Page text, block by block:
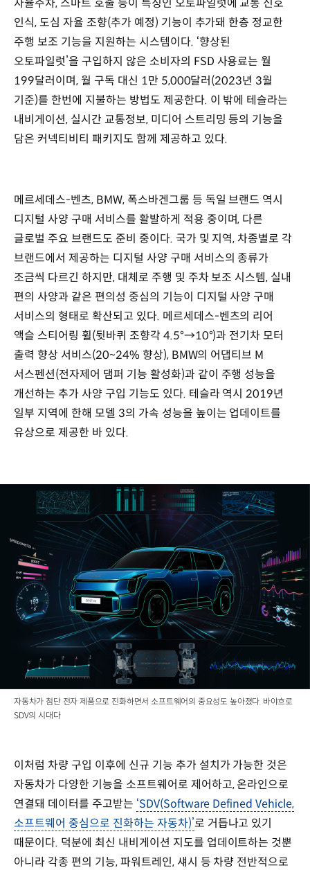
인식, 도심 자율 조향(추가 예정) 기능이 추가돼 한층 정교한
주행 보조 기능을 지원하는 시스템이다. ‘향상된
오토파일럿’을 구입하지 않은 소비자의 FSD 사용료는 월
199달러이며, 월 구독 대신 1만 5,000달러(2023년 3월
기준)를 한번에 지불하는 방법도 제공한다. 이 밖에 테슬라는
내비게이션, 실시간 교통정보, 미디어 스트리밍 등의 기능을
담은 커넥티비티 패키지도 함께 제공하고 있다.
메르세데스-벤츠, BMW, 폭스바겐그룹 등 독일 브랜드 역시
디지털 사양 구매 서비스를 활발하게 적용 중이며, 다른
글로벌 주요 브랜드도 준비 중이다. 국가 및 지역, 차종별로 각
브랜드에서 제공하는 디지털 사양 구매 서비스의 종류가
조금씩 다르긴 하지만, 대체로 주행 및 주차 보조 시스템, 실내
편의 사양과 같은 편의성 중심의 기능이 디지털 사양 구매
서비스의 형태로 확산되고 있다. 메르세데스-벤츠의 리어
액슬 스티어링 휠(뒷바퀴 조향각 4.5°→10°)과 전기차 모터
출력 향상 서비스(20~24% 향상), BMW의 어댑티브 M
서스펜션(전자제어 댐퍼 기능 활성화)과 같이 주행 성능을
개선하는 추가 사양 구입 기능도 있다. 테슬라 역시 2019년
일부 지역에 한해 모델 3의 가속 성능을 높이는 업데이트를
유상으로 제공한 바 있다.
자동차가 첨단 전자 제품으로 진화하면서 소프트웨어의 중요성도 높아졌다. 바야흐로
SDV의 시대다
이처럼 차량 구입 이후에 신규 기능 추가 설치가 가능한 것은
자동차가 다양한 기능을 소프트웨어로 제어하고, 온라인으로
연결돼 데이터를 주고받는 ‘SDV(Software Defined Vehicle,
소프트웨어 중심으로 진화하는 자동차)’로 거듭나고 있기
때문이다. 덕분에 최신 내비게이션 지도를 업데이트하는 것뿐
아니라 각종 편의 기능, 파워트레인, 섀시 등 차량 전반적으로